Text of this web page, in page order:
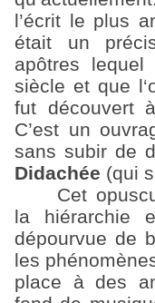
l’écrit le plus
était un
apôtres
siècle et que
fut découvert
C’est un
sans subir de
Didachée (qui
Cet
la hiérarchie
dépourvue de
les
place à des